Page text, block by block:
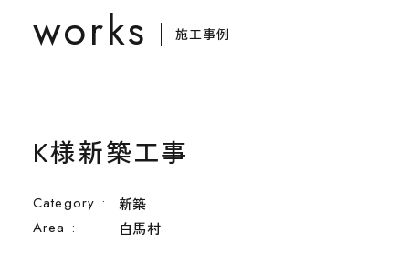
新着情報
works 施工事例
K様新築工事
Category : 新築
Area : 白馬村